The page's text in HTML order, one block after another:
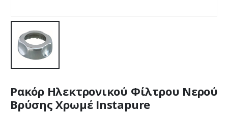
Ρακόρ Ηλεκτρονικού Φίλτρου Νερού
Βρύσης Χρωμέ Instapure